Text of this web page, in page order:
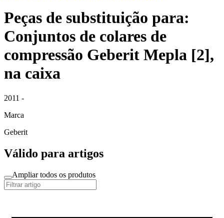
Peças de substituição para:
Conjuntos de colares de
compressão Geberit Mepla [2],
na caixa
2011 -
Marca
Geberit
Válido para artigos
Ampliar todos os produtos